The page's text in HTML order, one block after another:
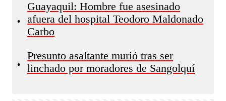
•
Guayaquil: Hombre fue asesinado
afuera del hospital Teodoro Maldonado
Carbo
•
Presunto asaltante murió tras ser
linchado por moradores de Sangolquí